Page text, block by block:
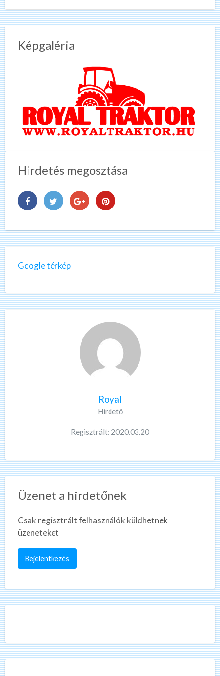
Képgaléria
Hirdetés megosztása
Google térkép
Royal
Hirdető
Regisztrált: 2020.03.20
Üzenet a hirdetőnek
Csak regisztrált felhasználók küldhetnek
üzeneteket
Bejelentkezés